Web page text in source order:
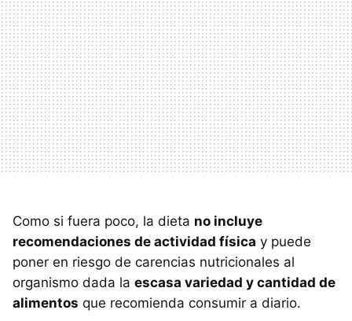
Como si fuera poco, la dieta no incluye
recomendaciones de actividad física y puede
poner en riesgo de carencias nutricionales al
organismo dada la escasa variedad y cantidad de
alimentos que recomienda consumir a diario.